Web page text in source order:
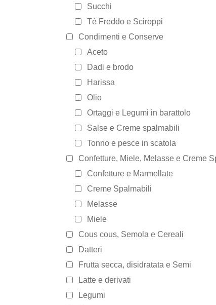
Succhi
Tè Freddo e Sciroppi
Condimenti e Conserve
Aceto
Dadi e brodo
Harissa
Olio
Ortaggi e Legumi in barattolo
Salse e Creme spalmabili
Tonno e pesce in scatola
Confetture, Miele, Melasse e Creme
Confetture e Marmellate
Creme Spalmabili
Melasse
Miele
Cous cous, Semola e Cereali
Datteri
Frutta secca, disidratata e Semi
Latte e derivati
Legumi